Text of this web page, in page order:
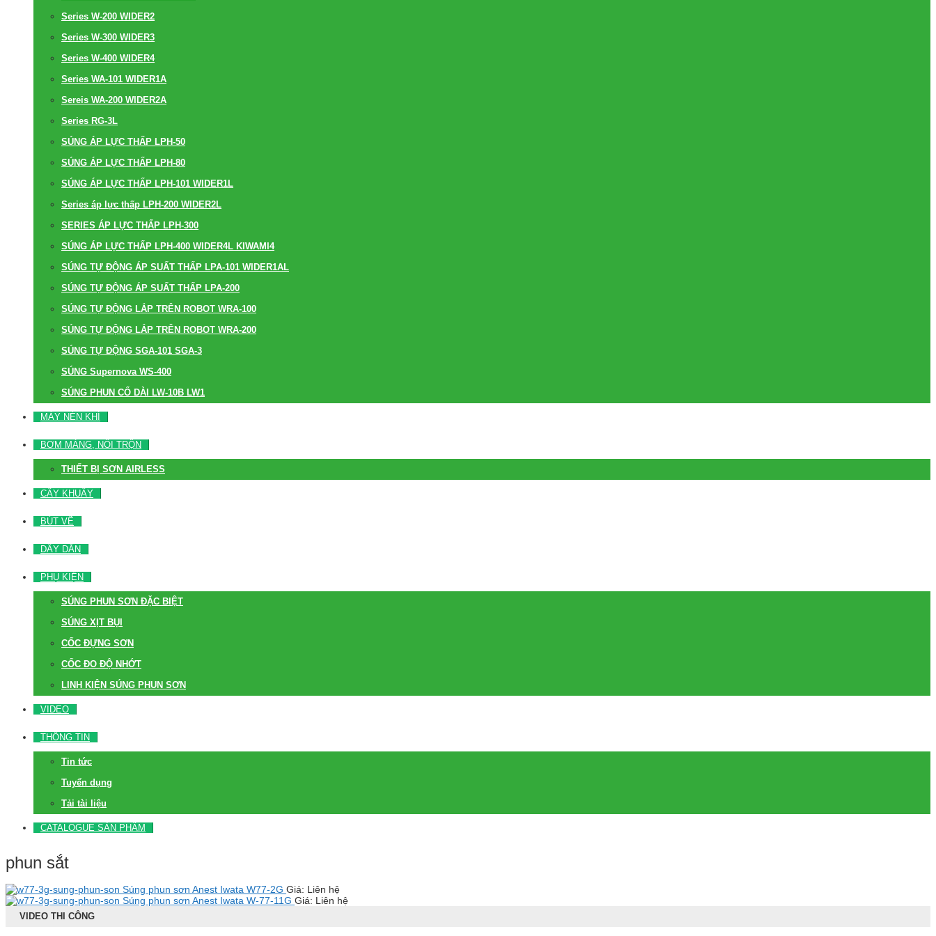
Series W-200 WIDER2
Series W-300 WIDER3
Series W-400 WIDER4
Series WA-101 WIDER1A
Sereis WA-200 WIDER2A
Series RG-3L
SÚNG ÁP LỰC THẤP LPH-50
SÚNG ÁP LỰC THẤP LPH-80
SÚNG ÁP LỰC THẤP LPH-101 WIDER1L
Series áp lực thấp LPH-200 WIDER2L
SERIES ÁP LỰC THẤP LPH-300
SÚNG ÁP LỰC THẤP LPH-400 WIDER4L KIWAMI4
SÚNG TỰ ĐỘNG ÁP SUẤT THẤP LPA-101 WIDER1AL
SÚNG TỰ ĐỘNG ÁP SUẤT THẤP LPA-200
SÚNG TỰ ĐỘNG LẮP TRÊN ROBOT WRA-100
SÚNG TỰ ĐỘNG LẮP TRÊN ROBOT WRA-200
SÚNG TỰ ĐỘNG SGA-101 SGA-3
SÚNG Supernova WS-400
SÚNG PHUN CỔ DÀI LW-10B LW1
MÁY NÉN KHÍ
BƠM MÀNG, NỒI TRỘN
THIẾT BỊ SƠN AIRLESS
CÂY KHUẤY
BÚT VẼ
DÂY DẪN
PHỤ KIỆN
SÚNG PHUN SƠN ĐẶC BIỆT
SÚNG XỊT BỤI
CỐC ĐỰNG SƠN
CỐC ĐO ĐỘ NHỚT
LINH KIỆN SÚNG PHUN SƠN
VIDEO
THÔNG TIN
Tin tức
Tuyển dụng
Tải tài liệu
CATALOGUE SẢN PHẨM
phun sắt
Súng phun sơn Anest Iwata W77-2G Giá: Liên hệ
Súng phun sơn Anest Iwata W-77-11G Giá: Liên hệ
VIDEO THI CÔNG